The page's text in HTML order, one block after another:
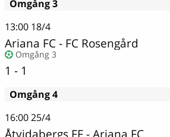
Omgång 3
13:00 18/4
Ariana FC - FC Rosengård
Omgång 3
1 - 1
Omgång 4
16:0025/4
Åtvidabergs FF-Ariana FC